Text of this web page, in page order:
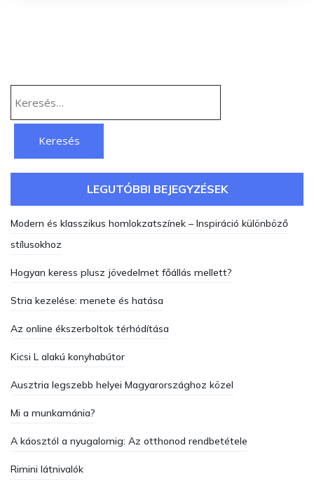
LEGUTÓBBI BEJEGYZÉSEK
Modern és klasszikus homlokzatszínek – Inspiráció különböző
stílusokhoz
Hogyan keress plusz jövedelmet főállás mellett?
Stria kezelése: menete és hatása
Az online ékszerboltok térhódítása
Kicsi L alakú konyhabútor
Ausztria legszebb helyei Magyarországhoz közel
Mi a munkamánia?
A káosztól a nyugalomig: Az otthonod rendbetétele
Rimini látnivalók